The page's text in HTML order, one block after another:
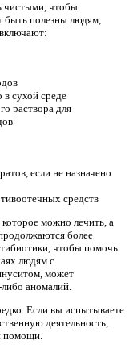
чистыми, чтобы
быть полезны людям,
в сухой среде
раствора для
если не назначено
средств
можно лечить, а
более
чтобы помочь
людям с
может
аномалий.
Если вы испытываете
деятельность,
помощи.